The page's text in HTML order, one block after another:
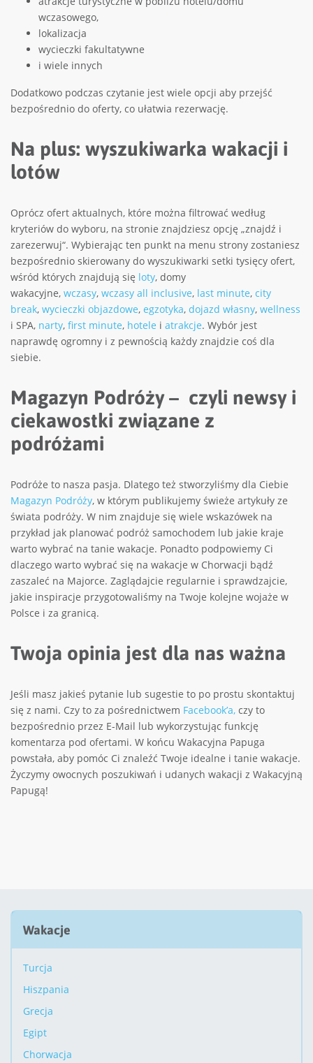
wczasowego,
lokalizacja
wycieczki fakultatywne
i wiele innych
Dodatkowo podczas czytanie jest wiele opcji aby przejść
bezpośrednio do oferty, co ułatwia rezerwację.
Na plus: wyszukiwarka wakacji i
lotów
Oprócz ofert aktualnych, które można filtrować według
kryteriów do wyboru, na stronie znajdziesz opcję „znajdź i
zarezerwuj“. Wybierając ten punkt na menu strony zostaniesz
bezpośrednio skierowany do wyszukiwarki setki tysięcy ofert,
wśród których znajdują się loty, domy
wakacyjne, wczasy, wczasy all inclusive, last minute, city
break, wycieczki objazdowe, egzotyka, dojazd własny, wellness
i SPA, narty, first minute, hotele i atrakcje. Wybór jest
naprawdę ogromny i z pewnością każdy znajdzie coś dla
siebie.
Magazyn Podróży – czyli newsy i
ciekawostki związane z
podróżami
Podróże to nasza pasja. Dlatego też stworzyliśmy dla Ciebie
Magazyn Podróży, w którym publikujemy świeże artykuły ze
świata podróży. W nim znajduje się wiele wskazówek na
przykład jak planować podróż samochodem lub jakie kraje
warto wybrać na tanie wakacje. Ponadto podpowiemy Ci
dlaczego warto wybrać się na wakacje w Chorwacji bądź
zaszaleć na Majorce. Zaglądajcie regularnie i sprawdzajcie,
jakie inspiracje przygotowaliśmy na Twoje kolejne wojaże w
Polsce i za granicą.
Twoja opinia jest dla nas ważna
Jeśli masz jakieś pytanie lub sugestie to po prostu skontaktuj
się z nami. Czy to za pośrednictwem Facebook’a, czy to
bezpośrednio przez E-Mail lub wykorzystując funkcję
komentarza pod ofertami. W końcu Wakacyjna Papuga
powstała, aby pomóc Ci znaleźć Twoje idealne i tanie wakacje.
Życzymy owocnych poszukiwań i udanych wakacji z Wakacyjną
Papugą!
Wakacje
Turcja
Hiszpania
Grecja
Egipt
Chorwacja